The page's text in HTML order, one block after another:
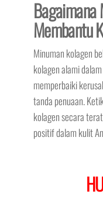
Bagaimana
Membantu
Minuman kolagen
kolagen alami
memperbaiki
tanda penuaan.
kolagen secara
positif dalam kulit